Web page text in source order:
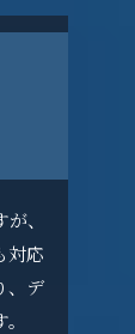
、
対応
、デ